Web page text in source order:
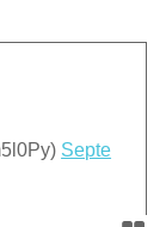
Septe